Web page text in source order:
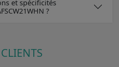
et spécificités
?